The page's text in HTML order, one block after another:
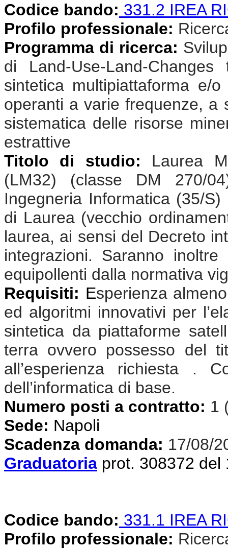
Codice bando: 331.2 IREA
Profilo professionale:
Programma di ricerca:
di Land-Use-Land-
sintetica multipiattaforma e/
operanti a varie frequenze, a
sistematica delle risorse
estrattive
Titolo di studio:
Laurea
(LM32) (classe DM 270/
Ingegneria Informatica (35/
di Laurea (vecchio
laurea, ai sensi del Decreto
integrazioni. Saranno
equipollenti dalla normativa
Requisiti: Esperienza
ed algoritmi innovativi per
sintetica da piattaforme
terra ovvero possesso del
all’esperienza richiesta .
dell’informatica di base.
Numero posti a contratto: 1
Sede: Napoli
Scadenza domanda: 17/08/
Graduatoria prot. 308372 del
Codice bando: 331.1 IREA
Profilo professionale: